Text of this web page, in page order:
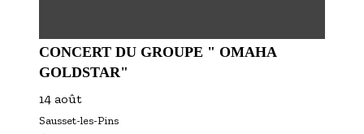
CONCERT DU GROUPE " OMAHA
GOLDSTAR"
14 août
Sausset-les-Pins